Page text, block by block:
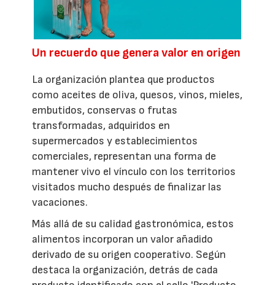
Un recuerdo que genera valor en origen
La organización plantea que productos
como aceites de oliva, quesos, vinos, mieles,
embutidos, conservas o frutas
transformadas, adquiridos en
supermercados y establecimientos
comerciales, representan una forma de
mantener vivo el vínculo con los territorios
visitados mucho después de finalizar las
vacaciones.
Más allá de su calidad gastronómica, estos
alimentos incorporan un valor añadido
derivado de su origen cooperativo. Según
destaca la organización, detrás de cada